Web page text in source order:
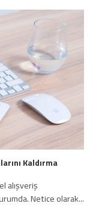
Kaldırma
alışveriş
Netice olarak...